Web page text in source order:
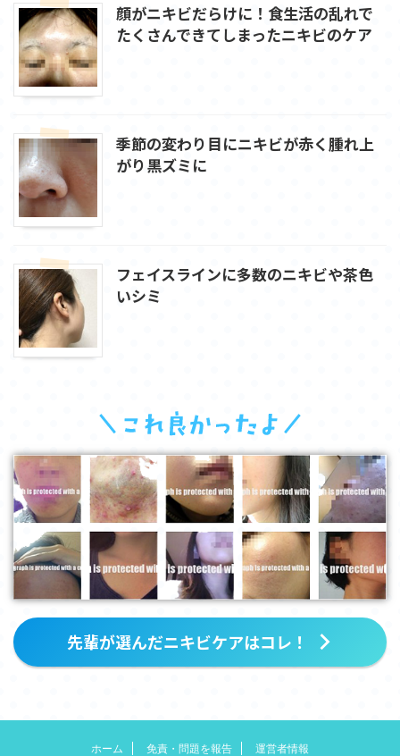
顔がニキビだらけに！食生活の乱れで
たくさんできてしまったニキビのケア
季節の変わり目にニキビが赤く腫れ上
がり黒ズミに
フェイスラインに多数のニキビや茶色
いシミ
先輩が選んだニキビケアはコレ！
ホーム 免責・問題を報告 運営者情報